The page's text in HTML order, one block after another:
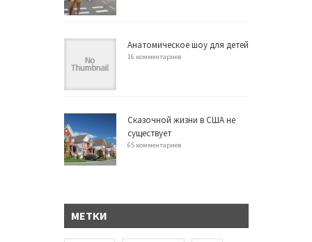
Анатомическое шоу для детей
16 комментариев
Сказочной жизни в США не
существует
65 комментариев
МЕТКИ